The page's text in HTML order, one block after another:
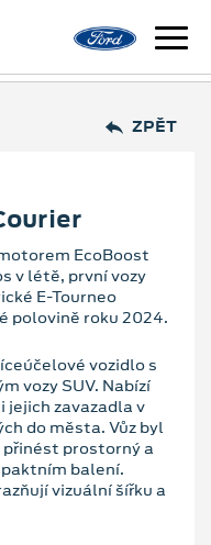
ZPĚT
EcoBoost
v létě, první vozy
E-Tourneo
polovině roku 2024.
vozidlo s
vozy SUV. Nabízí
zavazadla v
do města. Vůz byl
prostorný a
balení.
vizuální šířku a